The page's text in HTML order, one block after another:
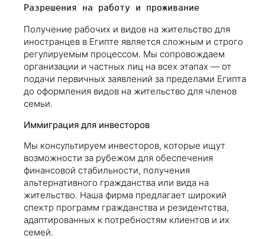
Разрешения на работу и проживание
Получение рабочих и видов на жительство для
иностранцев в Египте является сложным и строго
регулируемым процессом. Мы сопровождаем
организации и частных лиц на всех этапах — от
подачи первичных заявлений за пределами Египта
до оформления видов на жительство для членов
семьи.
Иммиграция для инвесторов
Мы консультируем инвесторов, которые ищут
возможности за рубежом для обеспечения
финансовой стабильности, получения
альтернативного гражданства или вида на
жительство. Наша фирма предлагает широкий
спектр программ гражданства и резидентства,
адаптированных к потребностям клиентов и их
семей.